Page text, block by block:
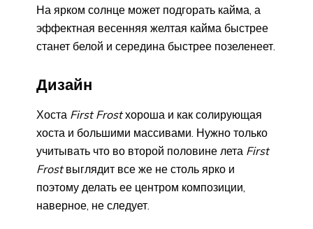
На ярком солнце может подгорать кайма, а
эффектная весенняя желтая кайма быстрее
станет белой и середина быстрее позеленеет.
Дизайн
Хоста First Frostхороша и как солирующая
хоста и большими массивами. Нужно только
учитывать что во второй половине лета First
Frostвыглядит все же не столь ярко и
поэтому делать ее центром композиции,
наверное, не следует.